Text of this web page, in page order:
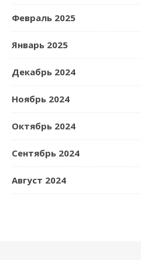
Февраль 2025
Январь 2025
Декабрь 2024
Ноябрь 2024
Октябрь 2024
Сентябрь 2024
Август 2024